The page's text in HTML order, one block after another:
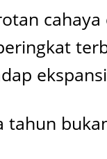
tahun